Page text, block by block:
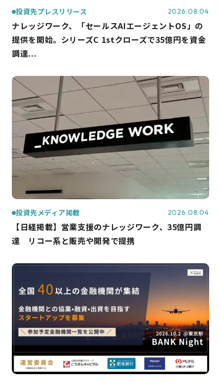
投資先プレスリリース 2026.08.04
ナレッジワーク、「セールスAIエージェントOS」の
提供を開始。シリーズC 1stクローズで35億円を資金
調達...
投資先メディア掲載 2026.08.04
【日経掲載】営業支援のナレッジワーク、35億円調
達 リコー系と販売や開発で提携